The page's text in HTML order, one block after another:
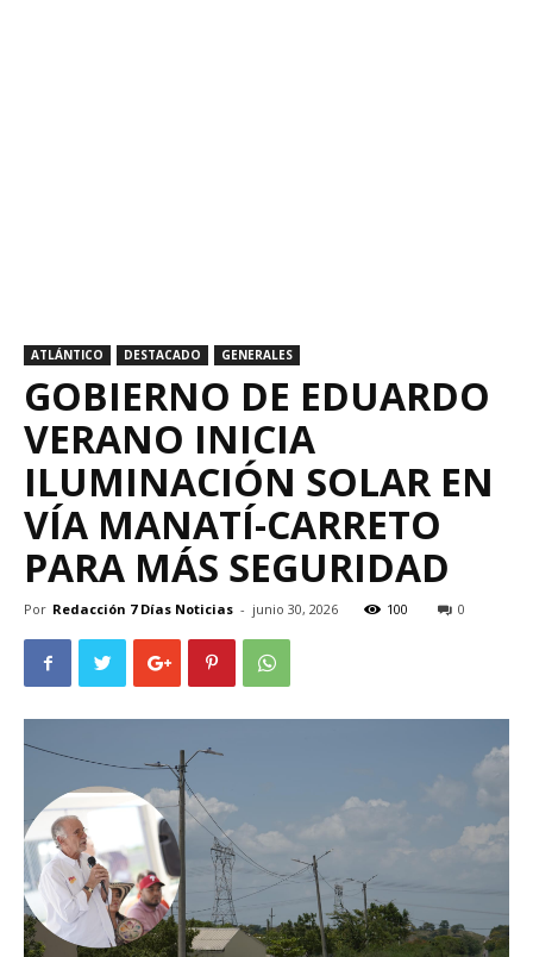
ATLÁNTICO DESTACADO GENERALES
GOBIERNO DE EDUARDO
VERANO INICIA
ILUMINACIÓN SOLAR EN
VÍA MANATÍ-CARRETO
PARA MÁS SEGURIDAD
Por Redacción 7 Días Noticias - junio 30, 2026 100 0